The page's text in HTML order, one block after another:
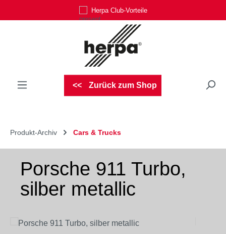
Zum Hauptinhalt springenHerpa Club-Vorteile
Zurück zum Shop
Produkt-Archiv Cars & Trucks
Porsche 911 Turbo,
silber metallic
Bildergalerie überspringen